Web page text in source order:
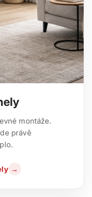
montáže.
právě
→